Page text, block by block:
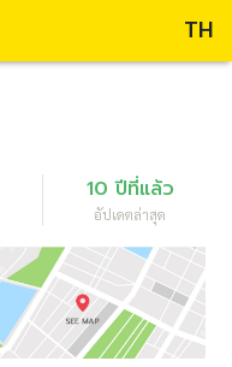
TH
10 ปีที่แล้ว
อัปเดตล่าสุด